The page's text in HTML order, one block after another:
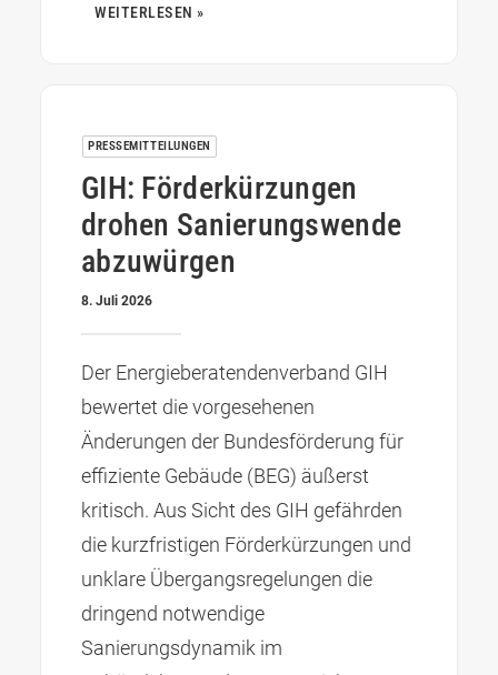
WEITERLESEN »
PRESSEMITTEILUNGEN
GIH: Förderkürzungen
drohen Sanierungswende
abzuwürgen
8. Juli 2026
Der Energieberatendenverband GIH
bewertet die vorgesehenen
Änderungen der Bundesförderung für
effiziente Gebäude (BEG) äußerst
kritisch. Aus Sicht des GIH gefährden
die kurzfristigen Förderkürzungen und
unklare Übergangsregelungen die
dringend notwendige
Sanierungsdynamik im